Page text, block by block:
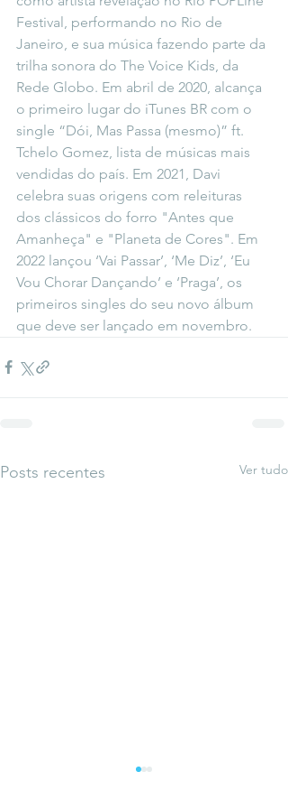
Festival, performando no Rio de
Janeiro, e sua música fazendo parte da
trilha sonora do The Voice Kids, da
Rede Globo. Em abril de 2020, alcança
o primeiro lugar do iTunes BR com o
single “Dói, Mas Passa (mesmo)” ft.
Tchelo Gomez, lista de músicas mais
vendidas do país. Em 2021, Davi
celebra suas origens com releituras
dos clássicos do forro "Antes que
Amanheça" e "Planeta de Cores". Em
2022 lançou ‘Vai Passar’, ‘Me Diz’, ‘Eu
Vou Chorar Dançando’ e ‘Praga’, os
primeiros singles do seu novo álbum
que deve ser lançado em novembro.
Posts recentes Ver tudo